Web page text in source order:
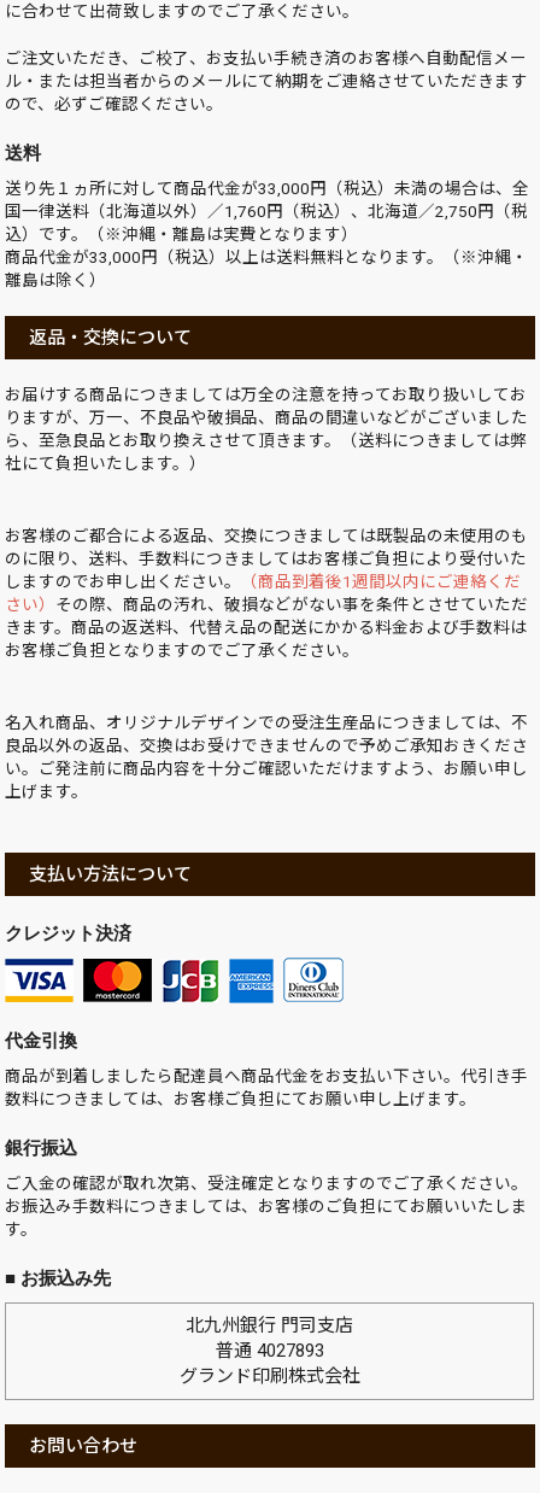
に合わせて出荷致しますのでご了承ください。
ご注文いただき、ご校了、お支払い手続き済のお客様へ自動配信メー
ル・または担当者からのメールにて納期をご連絡させていただきます
ので、必ずご確認ください。
送料
送り先１ヵ所に対して商品代金が33,000円（税込）未満の場合は、全
国一律送料（北海道以外）／1,760円（税込）、北海道／2,750円（税
込）です。（※沖縄・離島は実費となります）
商品代金が33,000円（税込）以上は送料無料となります。（※沖縄・
離島は除く）
返品・交換について
お届けする商品につきましては万全の注意を持ってお取り扱いしてお
りますが、万一、不良品や破損品、商品の間違いなどがございました
ら、至急良品とお取り換えさせて頂きます。（送料につきましては弊
社にて負担いたします。）
お客様のご都合による返品、交換につきましては既製品の未使用のも
のに限り、送料、手数料につきましてはお客様ご負担により受付いた
しますのでお申し出ください。
（商品到着後1週間以内にご連絡くだ
さい） その際、商品の汚れ、破損などがない事を条件とさせていただ
きます。商品の返送料、代替え品の配送にかかる料金および手数料は
お客様ご負担となりますのでご了承ください。
名入れ商品、オリジナルデザインでの受注生産品につきましては、不
良品以外の返品、交換はお受けできませんので予めご承知おきくださ
い。ご発注前に商品内容を十分ご確認いただけますよう、お願い申し
上げます。
支払い方法について
クレジット決済
代金引換
商品が到着しましたら配達員へ商品代金をお支払い下さい。代引き手
数料につきましては、お客様ご負担にてお願い申し上げます。
銀行振込
ご入金の確認が取れ次第、受注確定となりますのでご了承ください。
お振込み手数料につきましては、お客様のご負担にてお願いいたしま
す。
■ お振込み先
北九州銀行 門司支店
普通 4027893
グランド印刷株式会社
お問い合わせ